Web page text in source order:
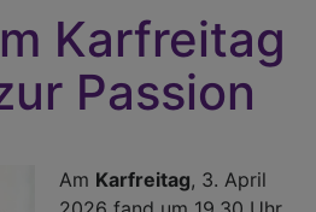
Karfreitag
Passion
Am Karfreitag, 3. April